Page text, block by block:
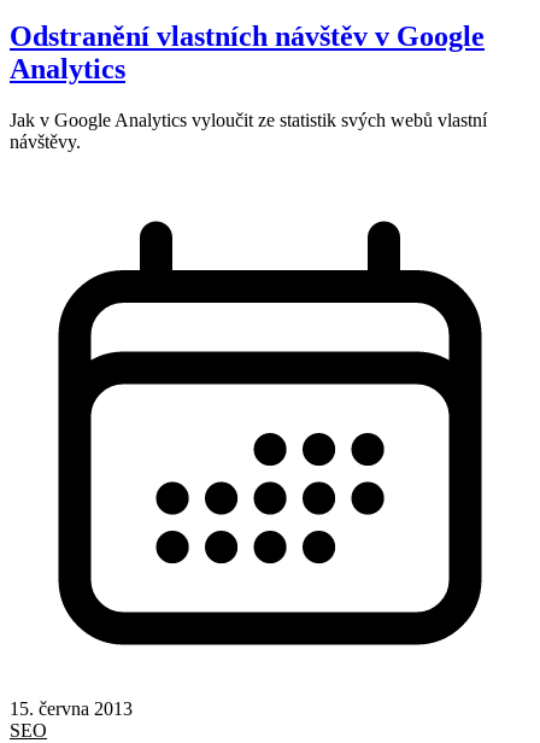
Odstranění vlastních návštěv v Google
Analytics
Jak v Google Analytics vyloučit ze statistik svých webů vlastní
návštěvy.
15. června 2013
SEO